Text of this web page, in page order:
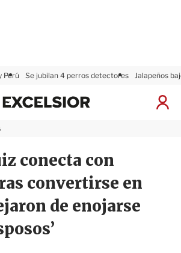
Perú Se jubilan 4 perros detectores Jalapeños
I
x
i
o
r
conecta con
convertirse en
de enojarse